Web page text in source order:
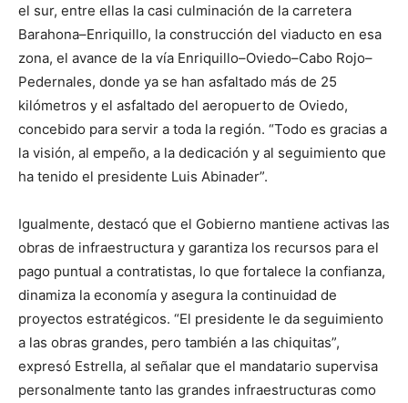
el sur, entre ellas la casi culminación de la carretera
Barahona–Enriquillo, la construcción del viaducto en esa
zona, el avance de la vía Enriquillo–Oviedo–Cabo Rojo–
Pedernales, donde ya se han asfaltado más de 25
kilómetros y el asfaltado del aeropuerto de Oviedo,
concebido para servir a toda la región. “Todo es gracias a
la visión, al empeño, a la dedicación y al seguimiento que
ha tenido el presidente Luis Abinader”.
Igualmente, destacó que el Gobierno mantiene activas las
obras de infraestructura y garantiza los recursos para el
pago puntual a contratistas, lo que fortalece la confianza,
dinamiza la economía y asegura la continuidad de
proyectos estratégicos. “El presidente le da seguimiento
a las obras grandes, pero también a las chiquitas”,
expresó Estrella, al señalar que el mandatario supervisa
personalmente tanto las grandes infraestructuras como